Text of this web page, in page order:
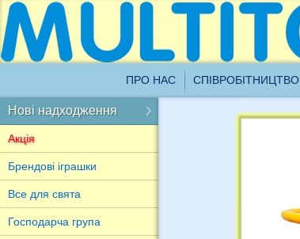
ПРО НАС СПІВРОБІТНИЦТВО
Нові надходження
Акція
Брендові іграшки
Все для свята
Господарча група